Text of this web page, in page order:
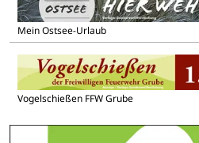
Mein Ostsee-Urlaub
Vogelschießen FFW Grube